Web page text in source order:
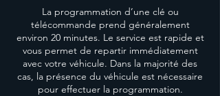
La programmation d’une clé ou
télécommande prend généralement
environ 20 minutes. Le service est rapide et
vous permet de repartir immédiatement
avec votre véhicule. Dans la majorité des
cas, la présence du véhicule est nécessaire
pour effectuer la programmation.